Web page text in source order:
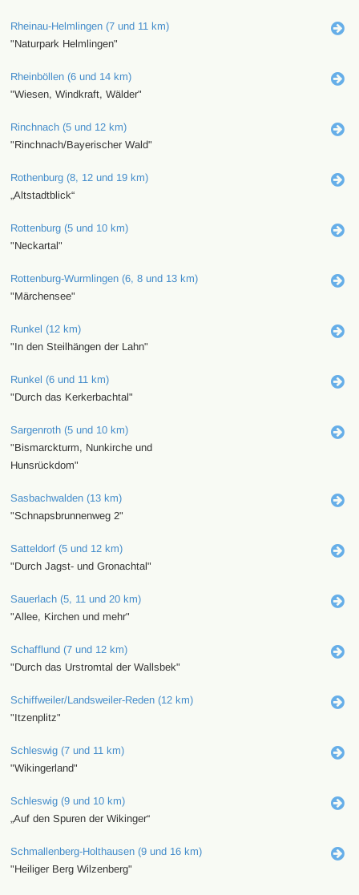
Rheinau-Helmlingen (7 und 11 km)
"Naturpark Helmlingen"
Rheinböllen (6 und 14 km)
"Wiesen, Windkraft, Wälder"
Rinchnach (5 und 12 km)
"Rinchnach/Bayerischer Wald"
Rothenburg (8, 12 und 19 km)
„Altstadtblick“
Rottenburg (5 und 10 km)
"Neckartal"
Rottenburg-Wurmlingen (6, 8 und 13 km)
"Märchensee"
Runkel (12 km)
"In den Steilhängen der Lahn"
Runkel (6 und 11 km)
"Durch das Kerkerbachtal"
Sargenroth (5 und 10 km)
"Bismarckturm, Nunkirche und
Hunsrückdom"
Sasbachwalden (13 km)
"Schnapsbrunnenweg 2"
Satteldorf (5 und 12 km)
"Durch Jagst- und Gronachtal"
Sauerlach (5, 11 und 20 km)
"Allee, Kirchen und mehr"
Schafflund (7 und 12 km)
"Durch das Urstromtal der Wallsbek"
Schiffweiler/Landsweiler-Reden (12 km)
"Itzenplitz"
Schleswig (7 und 11 km)
"Wikingerland"
Schleswig (9 und 10 km)
„Auf den Spuren der Wikinger“
Schmallenberg-Holthausen (9 und 16 km)
"Heiliger Berg Wilzenberg"